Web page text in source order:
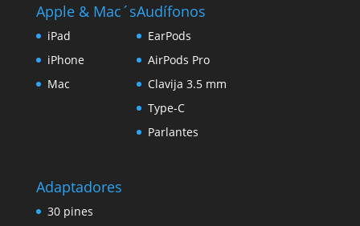
Apple & Mac´s
iPad
iPhone
Mac
Audífonos
EarPods
AirPods Pro
Clavija 3.5 mm
Type-C
Parlantes
Adaptadores
30 pines